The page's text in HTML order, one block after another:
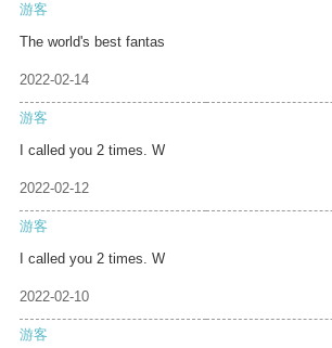
游客
The world's best fantas
2022-02-14
游客
I called you 2 times. W
2022-02-12
游客
I called you 2 times. W
2022-02-10
游客